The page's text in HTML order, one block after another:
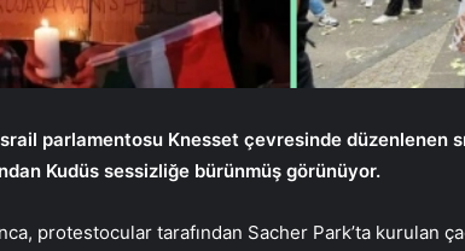
parlamentosu Knesset çevresinde düzenlenen
Kudüs sessizliğe bürünmüş görünüyor.
protestocular tarafından Sacher Park’ta kurulan